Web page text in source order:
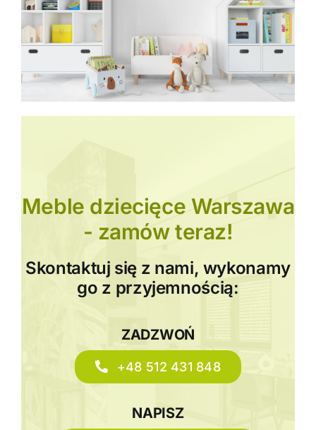
Meble dziecięce Warszawa
- zamów teraz!
Skontaktuj się z nami, wykonamy
go z przyjemnością:
ZADZWOŃ
+48 512 431 848
NAPISZ